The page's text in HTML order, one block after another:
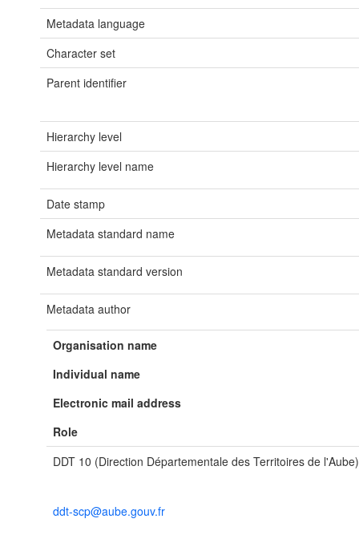
Metadata language
Character set
Parent identifier
Hierarchy level
Hierarchy level name
Date stamp
Metadata standard name
Metadata standard version
Metadata author
Organisation name
Individual name
Electronic mail address
Role
DDT 10 (Direction Départementale des Territoires de l'Aube)
ddt-scp@aube.gouv.fr